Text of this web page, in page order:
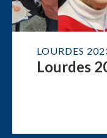
LOURDES
Lourdes